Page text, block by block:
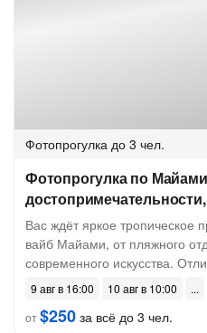
Фотопрогулка до 3 чел.
Фотопрогулка по
Вас ждёт яркое тропическое
вайб Майами, от пляжного
современного искусства.
9 авг в 16:00
10 авг в 10:00
от$250 за всё до 3 чел.